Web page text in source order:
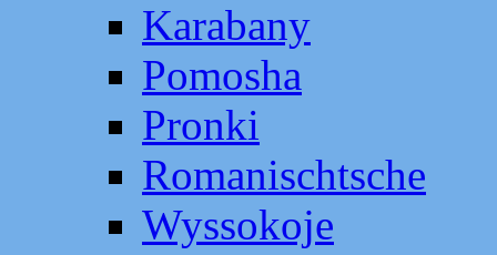
Karabany
Pomosha
Pronki
Romanischtsche
Wyssokoje